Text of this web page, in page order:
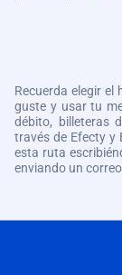
Recuerda elegir el
guste y usar tu
débito, billeteras
través de Efecty y
esta ruta
enviando un